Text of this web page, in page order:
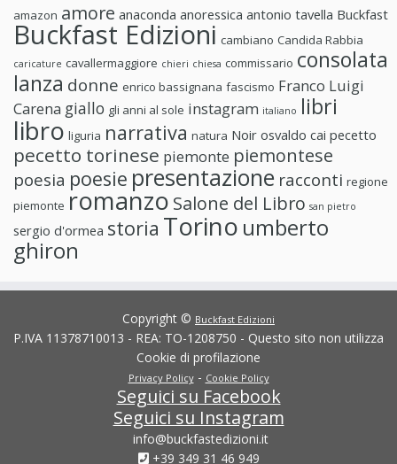
amazon amore anaconda anoressica antonio tavella Buckfast
Buckfast Edizioni cambiano Candida Rabbia
caricature cavallermaggiore chieri chiesa commissario consolata
lanza donne enrico bassignana fascismo Franco Luigi
Carena giallo gli anni al sole instagram italiano libri
libro liguria narrativa natura Noir osvaldo cai pecetto
pecetto torinese piemonte piemontese
poesia poesie presentazione racconti regione
piemonte romanzo Salone del Libro san pietro
sergio d'ormea storia Torino umberto
ghiron
Copyright © Buckfast Edizioni
P.IVA 11378710013 - REA: TO-1208750 - Questo sito non utilizza
Cookie di profilazione
Privacy Policy- Cookie Policy
Seguici su Facebook
Seguici su Instagram
info@buckfastedizioni.it
+39 349 31 46 949